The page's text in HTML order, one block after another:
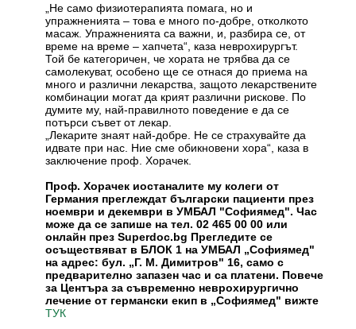
„Не само физиотерапията помага, но и
упражненията – това е много по-добре, отколкото
масаж. Упражненията са важни, и, разбира се, от
време на време – хапчета“, каза неврохирургът.
Той бе категоричен, че хората не трябва да се
самолекуват, особено ще се отнася до приема на
много и различни лекарства, защото лекарствените
комбинации могат да крият различни рискове. По
думите му, най-правилното поведение е да се
потърси съвет от лекар.
„Лекарите знаят най-добре. Не се страхувайте да
идвате при нас. Ние сме обикновени хора“, каза в
заключение проф. Хорачек.
Проф. Хорачек иостаналите му колеги от
Германия преглеждат български пациенти през
ноември и декември в УМБАЛ "Софиямед". Час
може да се запише на тел. 02 465 00 00 или
онлайн през Superdoc.bg Прегледите се
осъществяват в БЛОК 1 на УМБАЛ „Софиямед"
на адрес: бул. „Г. М. Димитров" 16, само с
предварително запазен час и са платени. Повече
за Центъра за съвременно неврохирургично
лечение от германски екип в „Софиямед" вижте
ТУК